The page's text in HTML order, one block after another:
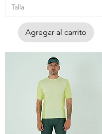
Agregar al carrito